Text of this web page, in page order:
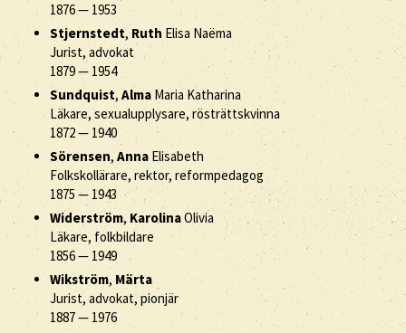
1876— 1953
Stjernstedt, Ruth Elisa Naëma
Jurist, advokat
1879— 1954
Sundquist, Alma Maria Katharina
Läkare, sexualupplysare, rösträttskvinna
1872— 1940
Sörensen, Anna Elisabeth
Folkskollärare, rektor, reformpedagog
1875 — 1943
Widerström, KarolinaOlivia
Läkare, folkbildare
1856— 1949
Wikström, Märta
Jurist, advokat, pionjär
1887— 1976